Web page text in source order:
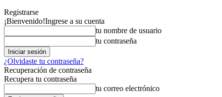
Registrarse
¡Bienvenido!Ingrese a su cuenta
tu nombre de usuario
tu contraseña
¿Olvidaste tu contraseña?
Recuperación de contraseña
Recupera tu contraseña
tu correo electrónico